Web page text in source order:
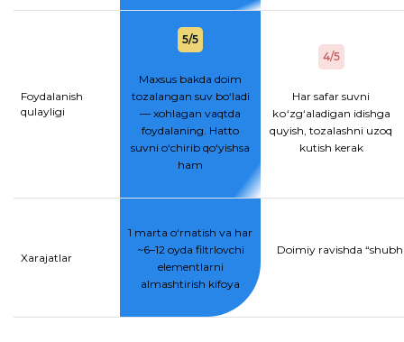
Foydalanish
qulayligi
5/5
Maxsus bakda doim
tozalangan suv bo‘ladi
— xohlagan vaqtda
foydalaning. Hatto
suvni o‘chirib qo‘yishsa
ham
4/5
Har safar suvni
kо‘zg‘aladigan idishga
quyish, tozalashni uzoq
kutish kerak
Xarajatlar
1 marta o‘rnatish va har
~6–12 oyda filtrlovchi
elementlarni
almashtirish kifoya
Doimiy ravishda